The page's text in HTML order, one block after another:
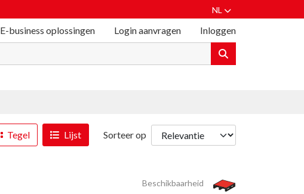
NL
E-business oplossingen Login aanvragen Inloggen
Tegel Lijst Sorteer op
Beschikbaarheid